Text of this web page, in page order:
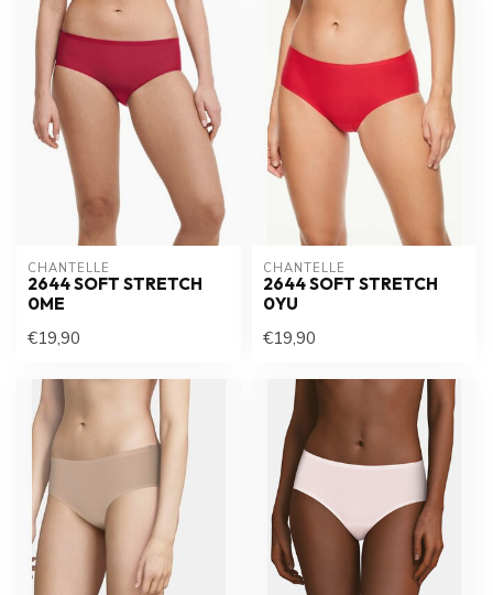
CHANTELLE
2644 SOFT STRETCH
0ME
€19,90
CHANTELLE
2644 SOFT STRETCH
0YU
€19,90